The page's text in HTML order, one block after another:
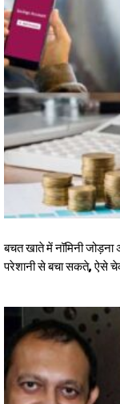
बचत खाते में नॉमिनी जोड़ना
परेशानी से बचा सकते, ऐसे